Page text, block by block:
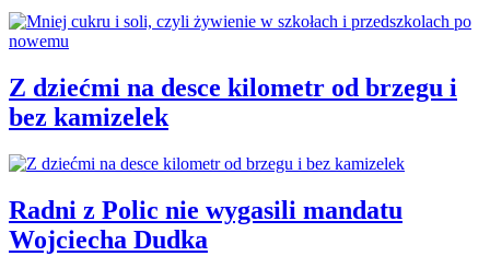
Z dziećmi na desce kilometr od brzegu i
bez kamizelek
Radni z Polic nie wygasili mandatu
Wojciecha Dudka